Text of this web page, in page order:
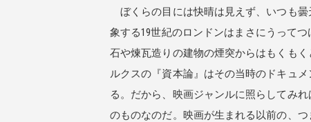
ぼくらの目には快晴は見えず、いつも
象する19世紀のロンドンはまさにうって
石や煉瓦造りの建物の煙突からはもくも
ルクスの『資本論』はその当時のドキュ
る。だから、映画ジャンルに照らしてみ
のものなのだ。映画が生まれる以前の、